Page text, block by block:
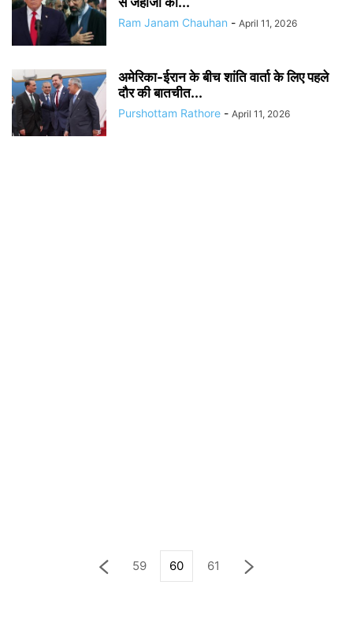
Ram Janam Chauhan - April 11, 2026
अमेरिका-ईरान के बीच शांति वार्ता के लिए पहले
दौर की बातचीत...
Purshottam Rathore - April 11, 2026
59 60 61